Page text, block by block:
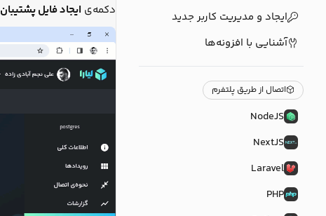
ایجاد و مدیریت کاربر جدید
آشنایی با افزونه‌ها
اتصال از طریق پلتفرم
NodeJS
NextJS
Laravel
PHP
دکمه‌ی ایجاد فایل پشتیبان